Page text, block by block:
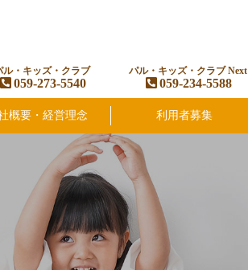
ル・キッズ・クラブ
059-273-5540
パル・キッズ・クラブ Next
059-234-5588
概要・経営理念 利用者募集